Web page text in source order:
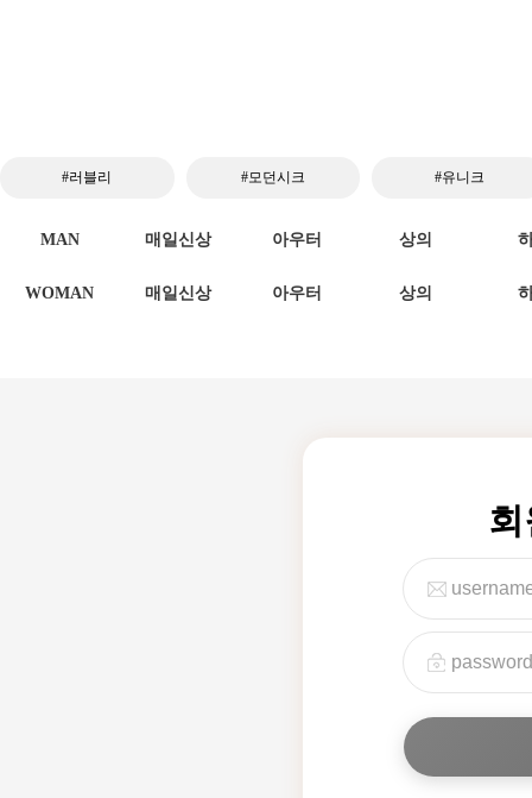
#러블리 #모던시크 #유니크
MAN 매일신상 아우터 상의
WOMAN 매일신상 아우터 상의